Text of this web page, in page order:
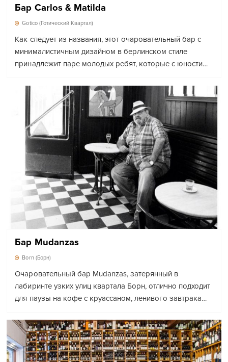
Бар Carlos & Matilda
Gotico (Готический Квартал)
Как следует из названия, этот очаровательный бар с
минималистичным дизайном в берлинском стиле
принадлежит паре молодых ребят, которые с юности…
Бар Mudanzas
Born (Борн)
Очаровательный бар Mudanzas, затерянный в
лабиринте узких улиц квартала Борн, отлично подходит
для паузы на кофе с круассаном, ленивого завтрака…